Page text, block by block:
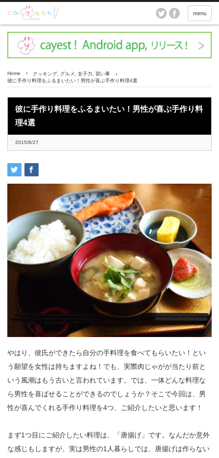
menu
Home クッキング グルメ 女子力
習い事
彼に手作り料理をふるまいたい！男性が喜ぶ手作り料理4選
彼に手作り料理をふるまいたい！男性が喜ぶ手作り料
理4選
2015/8/27
やはり、彼氏ができたら自分の手料理を食べてもらいたい！とい
う願望を女性は持ちますよね！でも、実際肉じゃがが当たり前と
いう風潮はもう古いと言われています。では、一体どんな料理な
ら男性を喜ばせることができるのでしょうか？そこで今回は、男
性が喜んでくれる手作り料理を4つ、ご紹介したいと思います！
まず1つ目にご紹介したい料理は、「唐揚げ」です。なんだか意外
な感じもしますが、実は男性の1人暮らしでは、唐揚げは作らない